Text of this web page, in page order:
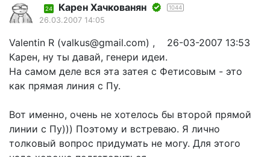
24 Карен Хачкованян 1044
26.03.2007 14:05
Valentin R (valkus@gmail.com) , 26-03-2007 13:53
Карен, ну ты давай, генери идеи.
На самом деле вся эта затея с Фетисовым - это
как прямая линия с Пу.
Вот именно, очень не хотелось бы второй прямой
линии с Пу))) Поэтому и встреваю. Я лично
толковый вопрос придумать не могу. Для этого